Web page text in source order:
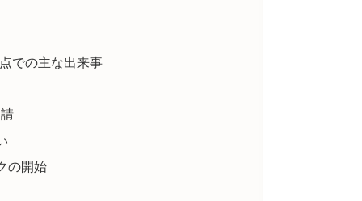
での主な出来事
の開始